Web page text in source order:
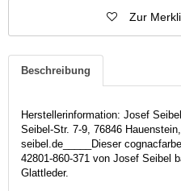
Zur
Beschreibung
Herstellerinformation: Josef
Seibel-Str. 7-9, 76846
seibel.de_____Dieser
42801-860-371 von Josef Seibel
Glattleder.